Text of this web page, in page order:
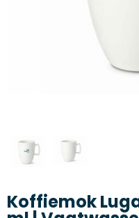
Gadgets
Textiel
Koffiemok